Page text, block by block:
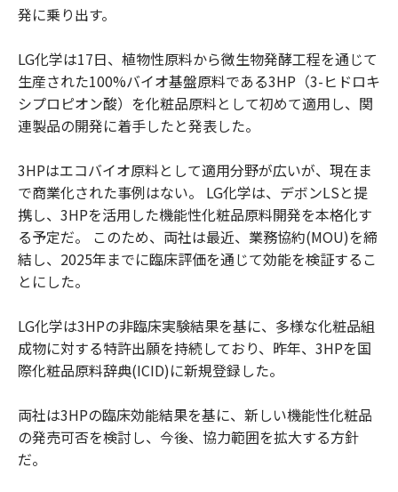
発に乗り出す。
LG化学は17日、植物性原料から微生物発酵工程を通じて
生産された100%バイオ基盤原料である3HP（3-ヒドロキ
シプロピオン酸）を化粧品原料として初めて適用し、関
連製品の開発に着手したと発表した。
3HPはエコバイオ原料として適用分野が広いが、現在ま
で商業化された事例はない。 LG化学は、デボンLSと提
携し、3HPを活用した機能性化粧品原料開発を本格化す
る予定だ。 このため、両社は最近、業務協約(MOU)を締
結し、2025年までに臨床評価を通じて効能を検証するこ
とにした。
LG化学は3HPの非臨床実験結果を基に、多様な化粧品組
成物に対する特許出願を持続しており、昨年、3HPを国
際化粧品原料辞典(ICID)に新規登録した。
両社は3HPの臨床効能結果を基に、新しい機能性化粧品
の発売可否を検討し、今後、協力範囲を拡大する方針
だ。